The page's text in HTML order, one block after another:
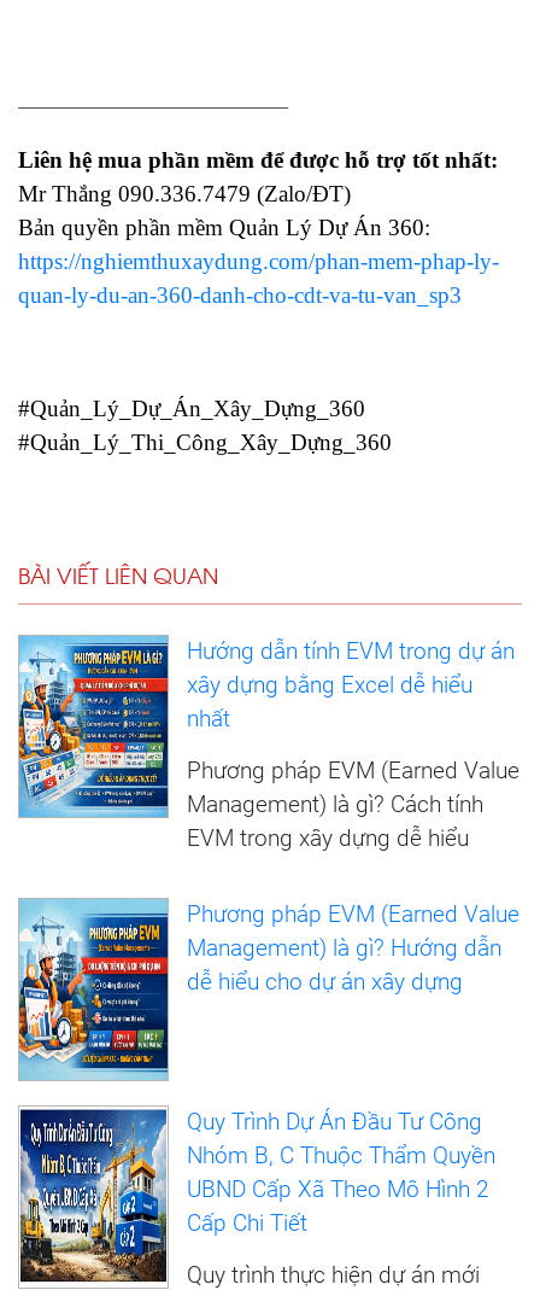
Liên hệ mua phần mềm để được hỗ trợ tốt nhất:
Mr Thắng 090.336.7479 (Zalo/ĐT)
Bản quyền phần mềm Quản Lý Dự Án 360:
https://nghiemthuxaydung.com/phan-mem-phap-ly-
quan-ly-du-an-360-danh-cho-cdt-va-tu-van_sp3
#Quản_Lý_Dự_Án_Xây_Dựng_360
#Quản_Lý_Thi_Công_Xây_Dựng_360
BÀI VIẾT LIÊN QUAN
Hướng dẫn tính EVM trong dự án
xây dựng bằng Excel dễ hiểu
nhất
Phương pháp EVM (Earned Value
Management) là gì? Cách tính
EVM trong xây dựng dễ hiểu
Phương pháp EVM (Earned Value
Management) là gì? Hướng dẫn
dễ hiểu cho dự án xây dựng
Quy Trình Dự Án Đầu Tư Công
Nhóm B, C Thuộc Thẩm Quyền
UBND Cấp Xã Theo Mô Hình 2
Cấp Chi Tiết
Quy trình thực hiện dự án mới